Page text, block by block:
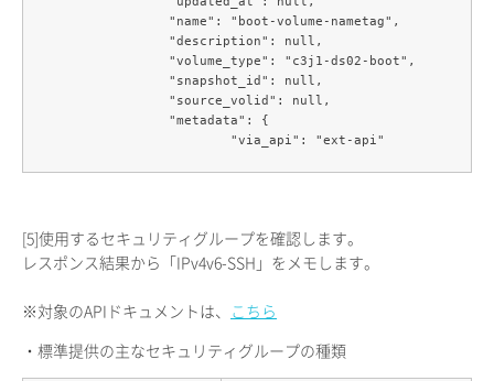
[5]使用するセキュリティグループを確認します。
レスポンス結果から「IPv4v6-SSH」をメモします。
※対象のAPIドキュメントは、 こちら
・標準提供の主なセキュリティグループの種類